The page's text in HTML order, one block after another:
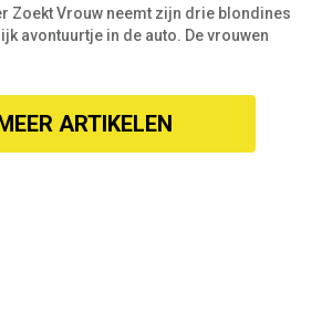
Zoekt Vrouw neemt zijn drie blondines
avontuurtje in de auto. De vrouwen
ARTIKELEN